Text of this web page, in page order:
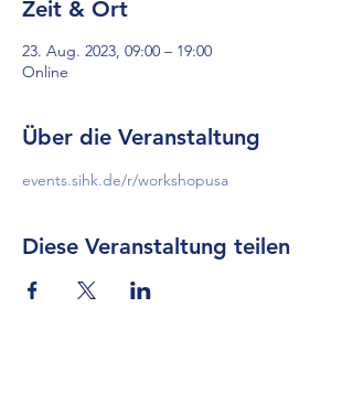
Zeit & Ort
23. Aug. 2023, 09:00 – 19:00
Online
Über die Veranstaltung
events.sihk.de/r/workshopusa
Diese Veranstaltung teilen